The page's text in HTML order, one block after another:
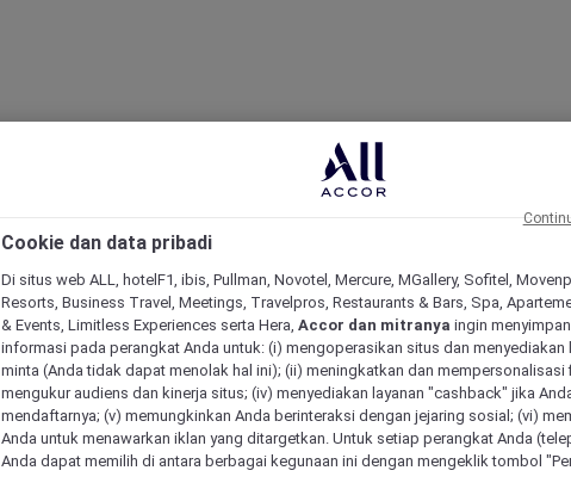
Cookie dan data pribadi
Di situs web ALL, hotelF1, ibis, Pullman, Novotel, Mercure, MGallery, Sofitel,
Resorts, Business Travel, Meetings, Travelpros, Restaurants & Bars, Spa,
& Events, Limitless Experiences serta Hera, Accor dan mitranya ingin
informasi pada perangkat Anda untuk: (i) mengoperasikan situs dan menyediakan
minta (Anda tidak dapat menolak hal ini); (ii) meningkatkan dan mempersonalisasi
mengukur audiens dan kinerja situs; (iv) menyediakan layanan "cashback" jika
mendaftarnya; (v) memungkinkan Anda berinteraksi dengan jejaring sosial; (vi)
Anda untuk menawarkan iklan yang ditargetkan. Untuk setiap perangkat Anda
Anda dapat memilih di antara berbagai kegunaan ini dengan mengeklik tombol